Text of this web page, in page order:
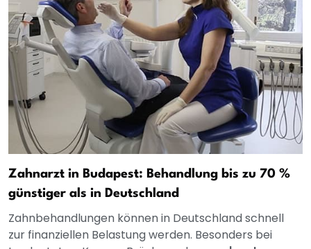
Zahnarzt in Budapest: Behandlung bis zu 70 %
günstiger als in Deutschland
Zahnbehandlungen können in Deutschland schnell
zur finanziellen Belastung werden. Besonders bei